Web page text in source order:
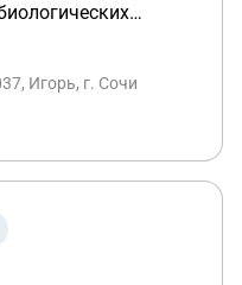
Карелия,в
ООО или ИП ,
хочется видеть
промыслом
7, в Ленобласти,но
На данный
Игорь, г. Сочи